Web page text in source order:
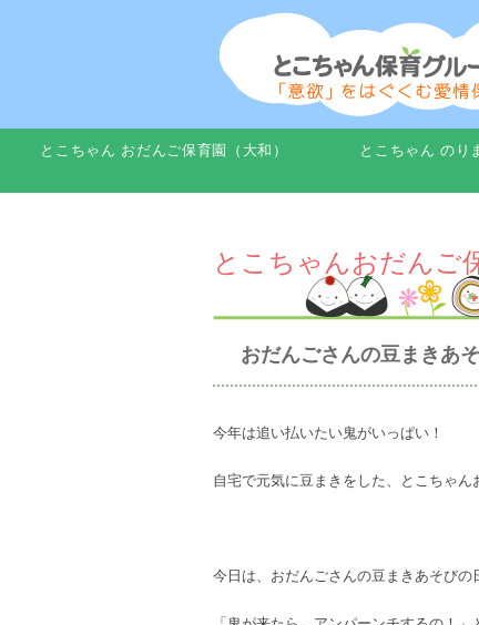
とこちゃん おだんご保育園（大和） とこちゃん のり
とこちゃんおだんご
おだんごさんの豆まきあそ
今年は追い払いたい鬼がいっぱい！
自宅で元気に豆まきをした、とこちゃん
今日は、おだんごさんの豆まきあそびの